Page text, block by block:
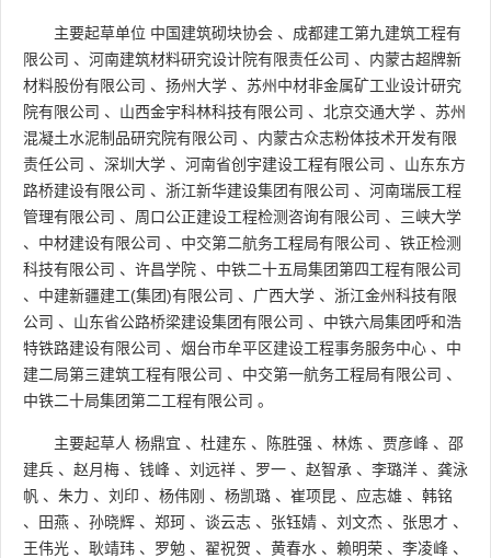
主要起草单位 中国建筑砌块协会 、 成都建工第九建筑工程有
限公司 、 河南建筑材料研究设计院有限责任公司 、 内蒙古超牌新
材料股份有限公司 、 扬州大学 、 苏州中材非金属矿工业设计研究
院有限公司 、 山西金宇科林科技有限公司 、 北京交通大学 、 苏州
混凝土水泥制品研究院有限公司 、 内蒙古众志粉体技术开发有限
责任公司 、 深圳大学 、 河南省创宇建设工程有限公司 、 山东东方
路桥建设有限公司 、 浙江新华建设集团有限公司 、 河南瑞辰工程
管理有限公司 、 周口公正建设工程检测咨询有限公司 、 三峡大学
、 中材建设有限公司 、 中交第二航务工程局有限公司 、 铁正检测
科技有限公司 、 许昌学院 、 中铁二十五局集团第四工程有限公司
、 中建新疆建工(集团)有限公司 、 广西大学 、 浙江金州科技有限
公司 、 山东省公路桥梁建设集团有限公司 、 中铁六局集团呼和浩
特铁路建设有限公司 、 烟台市牟平区建设工程事务服务中心 、 中
建二局第三建筑工程有限公司 、 中交第一航务工程局有限公司 、
中铁二十局集团第二工程有限公司 。
主要起草人 杨鼎宜 、 杜建东 、 陈胜强 、 林炼 、 贾彦峰 、 邵
建兵 、 赵月梅 、 钱峰 、 刘远祥 、 罗一 、 赵智承 、 李璐洋 、 龚泳
帆 、 朱力 、 刘印 、 杨伟刚 、 杨凯璐 、 崔项昆 、 应志雄 、 韩铭
、
田燕 、 孙晓辉 、 郑珂 、 谈云志 、 张钰婧 、 刘文杰 、 张思才 、
王伟光 、 耿靖玮 、 罗勉 、 翟祝贺 、 黄春水 、 赖明荣 、 李凌峰 、